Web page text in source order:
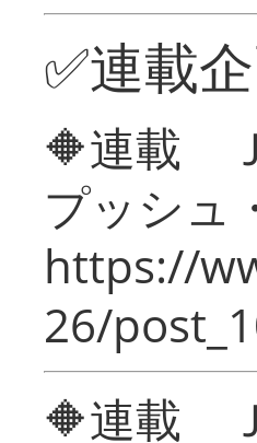
✅連載
🔶連載
プッシュ
https://
26/
🔶連載